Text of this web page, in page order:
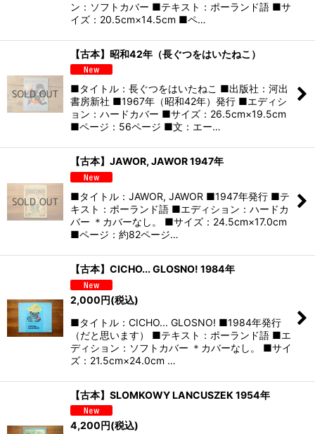
ン：ソフトカバー ■テキスト：ポーランド語 ■サ
イズ：20.5cm×14.5cm ■ペ…
【古本】昭和42年（長ぐつをはいたねこ）
■タイトル：長ぐつをはいたねこ ■出版社：河出
書房新社 ■1967年（昭和42年）発行 ■エディシ
ョン：ハードカバー ■サイズ：26.5cm×19.5cm
■ページ：56ページ ■文：エー…
【古本】JAWOR, JAWOR 1947年
■タイトル：JAWOR, JAWOR ■1947年発行 ■テ
キスト：ポーランド語 ■エディション：ハードカ
バー ＊カバーなし。 ■サイズ：24.5cm×17.0cm
■ページ：約82ページ…
【古本】CICHO... GLOSNO! 1984年
2,000円(税込)
■タイトル：CICHO... GLOSNO! ■1984年発行
（だと思います） ■テキスト：ポーランド語 ■エ
ディション：ソフトカバー ＊カバーなし。 ■サイ
ズ：21.5cm×24.0cm …
【古本】SLOMKOWY LANCUSZEK 1954年
4,200円(税込)